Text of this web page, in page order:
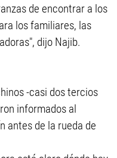
de encontrar a los
los familiares, las
dijo Najib.
-casi dos tercios
informados al
antes de la rueda de